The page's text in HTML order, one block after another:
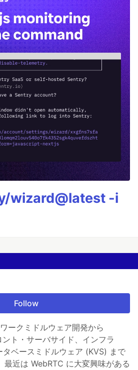
wizard@latest -i
Follow
ークミドルウェア開発から
ト・サーバサイド、インフラ
ベースミドルウェア (KVS) まで
最近は WebRTC に大変興味がある